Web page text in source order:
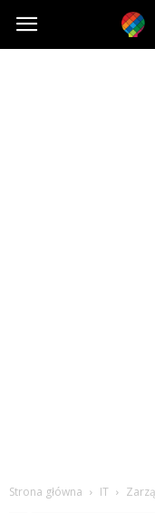
Projektsukces.pl
Strona główna IT